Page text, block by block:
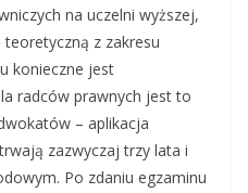
na uczelni wyższej,
z zakresu
konieczne jest
radców prawnych jest to
– aplikacja
zazwyczaj trzy lata i
Po zdaniu egzaminu